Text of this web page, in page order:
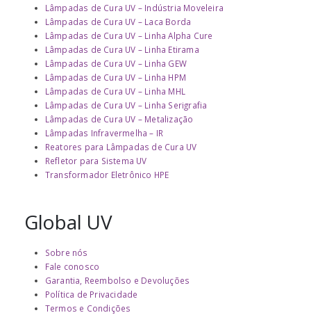
Lâmpadas de Cura UV – Indústria Moveleira
Lâmpadas de Cura UV – Laca Borda
Lâmpadas de Cura UV – Linha Alpha Cure
Lâmpadas de Cura UV – Linha Etirama
Lâmpadas de Cura UV – Linha GEW
Lâmpadas de Cura UV – Linha HPM
Lâmpadas de Cura UV – Linha MHL
Lâmpadas de Cura UV – Linha Serigrafia
Lâmpadas de Cura UV – Metalização
Lâmpadas Infravermelha – IR
Reatores para Lâmpadas de Cura UV
Refletor para Sistema UV
Transformador Eletrônico HPE
Global UV
Sobre nós
Fale conosco
Garantia, Reembolso e Devoluções
Política de Privacidade
Termos e Condições